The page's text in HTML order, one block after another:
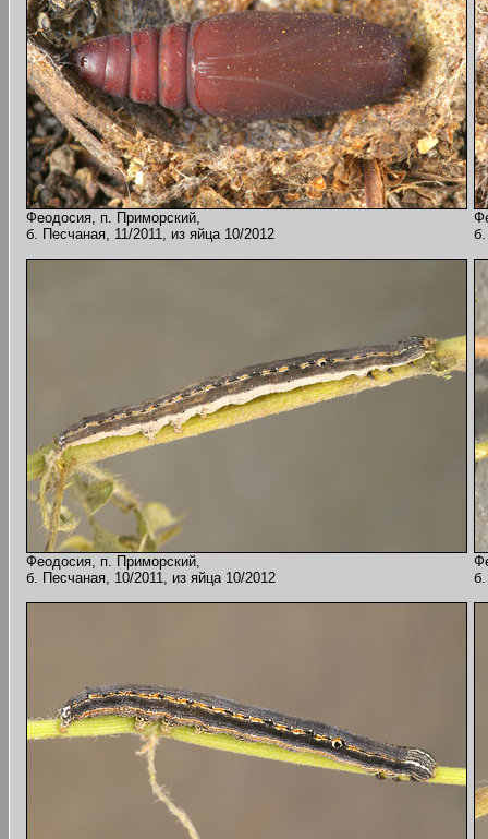
Феодосия, п. Приморский,
б. Песчаная, 11/2011, из яйца 10/2012
б.
Феодосия, п. Приморский,
б. Песчаная, 10/2011, из яйца 10/2012